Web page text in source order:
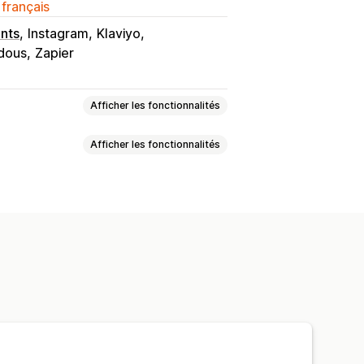
Instagram Klaviyo
Zapier
Afficher les fonctionnalités
Afficher les fonctionnalités